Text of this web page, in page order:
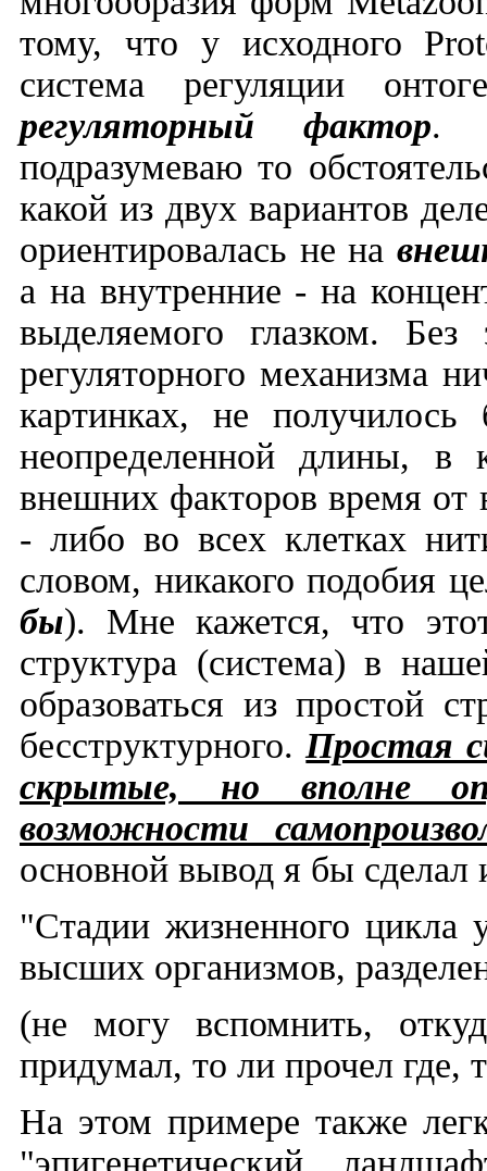
тому, что у исходного
система регуляции
регуляторный фактор.
подразумеваю то
какой из двух вариантов
ориентировалась не на
а на внутренние - на
выделяемого глазком. Без
регуляторного механизма
картинках, не
неопределенной длины, в
внешних факторов время
- либо во всех клетках
словом, никакого подобия
бы). Мне кажется, что
структура (система) в
образоваться из простой
бесструктурного.Простая
скрытые, но вполне
возможности
основной вывод я бы сделал
"Стадии жизненного
высших организмов,
(не могу вспомнить,
придумал, то ли прочел где,
На этом примере также